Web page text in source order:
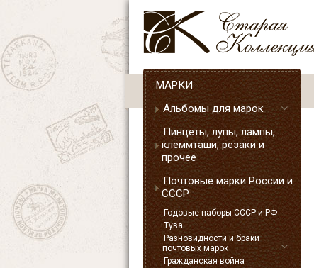
МАРКИ
Альбомы для марок
Пинцеты, лупы, лампы,
клеммташи, резаки и
прочее
Почтовые марки России и
СССР
Годовые наборы СССР и РФ
Тува
Разновидности и браки
почтовых марок
Гражданская война